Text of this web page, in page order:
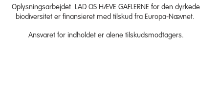
Oplysningsarbejdet LAD OS HÆVE GAFLERNE for den dyrkede
biodiversitet er finansieret med tilskud fra Europa-Nævnet.
Ansvaret for indholdet er alene tilskudsmodtagers.